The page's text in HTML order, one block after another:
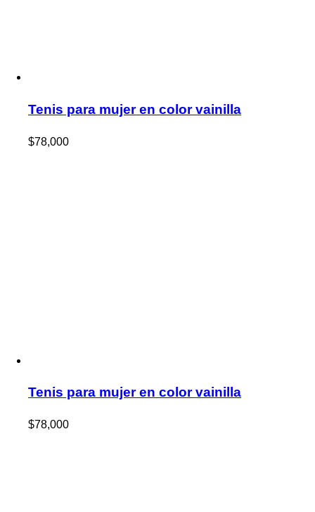
Tenis para mujer en color vainilla
$78,000
Tenis para mujer en color vainilla
$78,000